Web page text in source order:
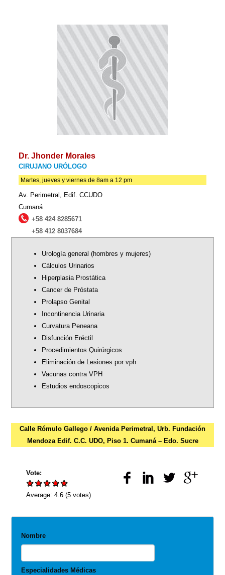
Dr. Jhonder Morales
CIRUJANO URÓLOGO
Martes, jueves y viernes de 8am a 12 pm
Av. Perimetral, Edif. CCUDO
Cumaná
+58 424 8285671
+58 412 8037684
Urología general (hombres y mujeres)
Cálculos Urinarios
Hiperplasia Prostática
Cancer de Próstata
Prolapso Genital
Incontinencia Urinaria
Curvatura Peneana
Disfunción Eréctil
Procedimientos Quirúrgicos
Eliminación de Lesiones por vph
Vacunas contra VPH
Estudios endoscopicos
Calle Rómulo Gallego / Avenida Perimetral, Urb. Fundación
Mendoza Edif. C.C. UDO, Piso 1. Cumaná – Edo. Sucre
Vote:
Average:4.6 (5 votes)
Nombre
Especialidades Médicas